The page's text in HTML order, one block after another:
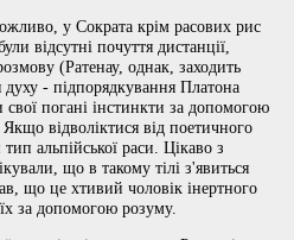
у Сократа крім расових рис
відсутні почуття дистанції,
(Ратенау, однак, заходить
духу - підпорядкування Платона
погані інстинкти за допомогою
відволіктися від поетичного
альпійської раси. Цікаво з
що в такому тілі з'явиться
що це хтивий чоловік інертного
їх за допомогою розуму.